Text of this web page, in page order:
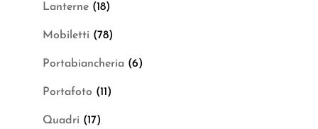
Lanterne (18)
Mobiletti (78)
Portabiancheria (6)
Portafoto (11)
Quadri (17)